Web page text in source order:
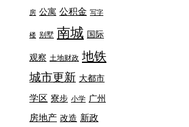
房 公寓 公积金 写字
楼 别墅 南城 国际
观察 土地财政 地铁
城市更新 大都市
学区 寮步 小学 广州
房地产 改造 新政